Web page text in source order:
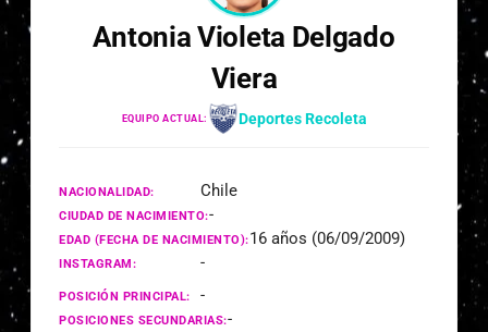
Antonia Violeta Delgado
Viera
EQUIPO ACTUAL: Deportes Recoleta
NACIONALIDAD: Chile
CIUDAD DE NACIMIENTO:-
EDAD (FECHA DE NACIMIENTO):16 años (06/09/2009)
INSTAGRAM: -
POSICIÓN PRINCIPAL: -
POSICIONES SECUNDARIAS:-